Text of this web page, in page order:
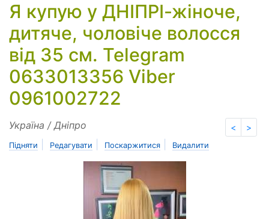
Я купую у ДНІПРІ-жіноче,
дитяче, чоловіче волосся
від 35 см. Telegram
0633013356 Viber
0961002722
< >
Україна / Дніпро
Підняти Редагувати Поскаржитися Видалити